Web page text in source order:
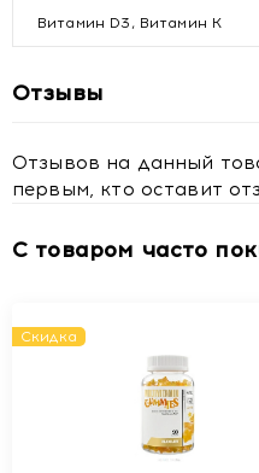
Витамин D3, Витамин К
Отзывы
Отзывов на данный
первым, кто оставит
С товаром часто
Скидка